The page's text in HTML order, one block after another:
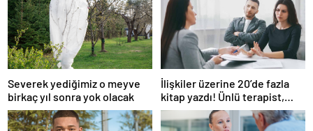
Severek yediğimiz o meyve
birkaç yıl sonra yok olacak
İlişkiler üzerine 20’de fazla
kitap yazdı! Ünlü terapist,
boşanmaların gerçek
suçlularını açıklıyor